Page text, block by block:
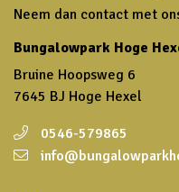
Neem dan contact met
Bungalowpark Hoge
Bruine Hoopsweg 6
7645 BJ Hoge Hexel
0546-579865